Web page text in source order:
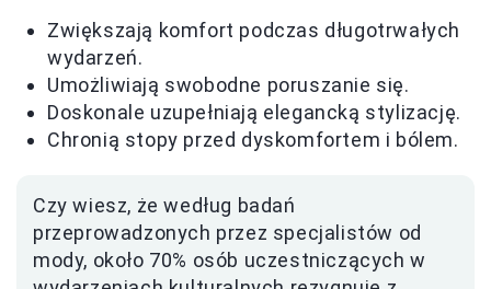
Zwiększają komfort podczas długotrwałych
wydarzeń.
Umożliwiają swobodne poruszanie się.
Doskonale uzupełniają elegancką stylizację.
Chronią stopy przed dyskomfortem i bólem.
Czy wiesz, że według badań
przeprowadzonych przez specjalistów od
mody, około 70% osób uczestniczących w